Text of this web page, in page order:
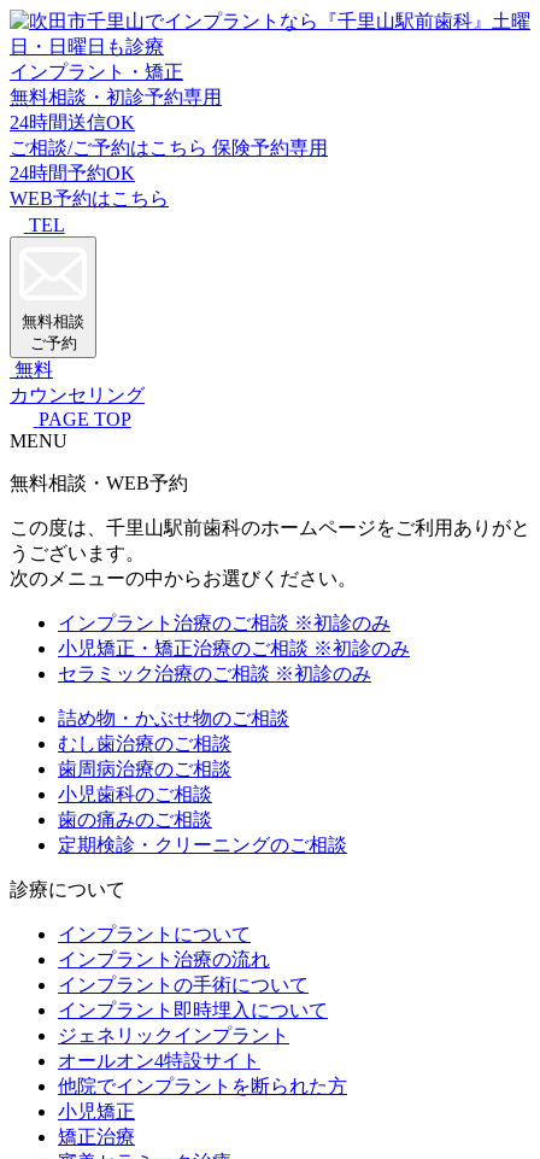
インプラント・矯正
無料相談・初診予約専用
24時間送信OK
ご相談/ご予約はこちら 保険予約専用
24時間予約OK
WEB予約はこちら
TEL
無料相談
ご予約
無料
カウンセリング
PAGE TOP
MENU
無料相談・WEB予約
この度は、千里山駅前歯科のホームページをご利用ありがと
うございます。
次のメニューの中からお選びください。
インプラント治療のご相談 ※初診のみ
小児矯正・矯正治療のご相談 ※初診のみ
セラミック治療のご相談 ※初診のみ
詰め物・かぶせ物のご相談
むし歯治療のご相談
歯周病治療のご相談
小児歯科のご相談
歯の痛みのご相談
定期検診・クリーニングのご相談
診療について
インプラントについて
インプラント治療の流れ
インプラントの手術について
インプラント即時埋入について
ジェネリックインプラント
オールオン4特設サイト
他院でインプラントを断られた方
小児矯正
矯正治療